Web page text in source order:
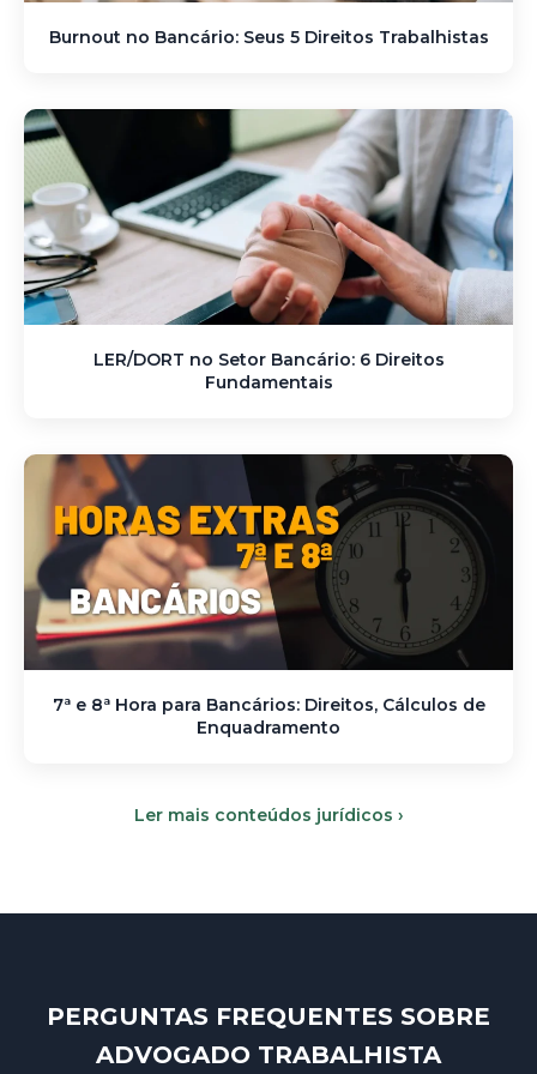
Burnout no Bancário: Seus 5 Direitos Trabalhistas
LER/DORT no Setor Bancário: 6 Direitos
Fundamentais
7ª e 8ª Hora para Bancários: Direitos, Cálculos de
Enquadramento
Ler mais conteúdos jurídicos ›
PERGUNTAS FREQUENTES SOBRE
ADVOGADO TRABALHISTA